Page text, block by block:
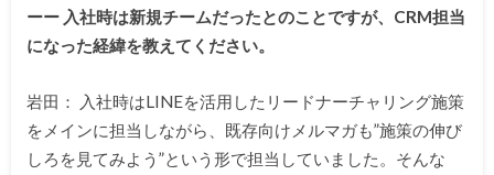
ーー 入社時は新規チームだったとのことですが、CRM担当
になった経緯を教えてください。
岩田： 入社時はLINEを活用したリードナーチャリング施策
をメインに担当しながら、既存向けメルマガも”施策の伸び
しろを見てみよう”という形で担当していました。そんな